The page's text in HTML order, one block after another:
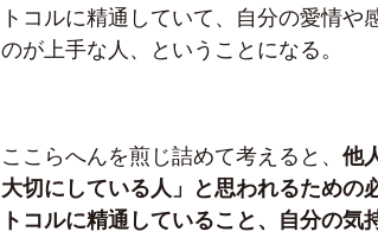
トコルに精通していて、自分の愛情
のが上手な人、ということになる。
ここらへんを煎じ詰めて考えると、 他
大切にしている人」と思われるための
トコルに精通していること、自分の